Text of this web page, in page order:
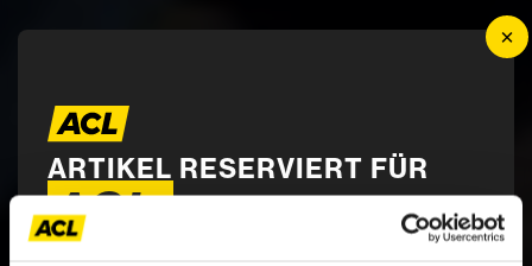
„ORIGINAL BMW
WINTERREIFEN MIT
×
ARTIKEL RESERVIERT FÜR
ACL-